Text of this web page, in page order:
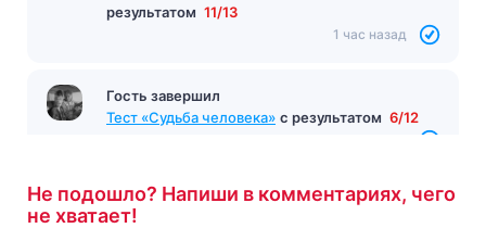
результатом 11/13
1 час назад
Гость завершил
Тест «Судьба человека» с результатом 6/12
Не подошло? Напиши в комментариях, чего
не хватает!